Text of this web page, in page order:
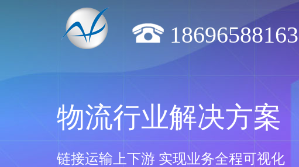
18696588163
物流行业解决方案
链接运输上下游 实现业务全程可视化